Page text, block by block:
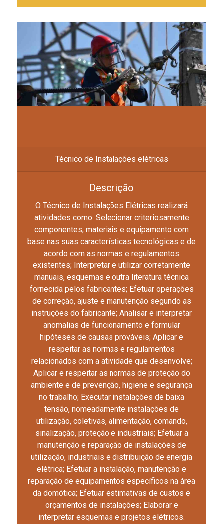
Técnico de Instalações elétricas
Descrição
O Técnico de Instalações Elétricas realizará
atividades como: Selecionar criteriosamente
componentes, materiais e equipamento com
base nas suas características tecnológicas e de
acordo com as normas e regulamentos
existentes; Interpretar e utilizar corretamente
manuais, esquemas e outra literatura técnica
fornecida pelos fabricantes; Efetuar operações
de correção, ajuste e manutenção segundo as
instruções do fabricante; Analisar e interpretar
anomalias de funcionamento e formular
hipóteses de causas prováveis; Aplicar e
respeitar as normas e regulamentos
relacionados com a atividade que desenvolve;
Aplicar e respeitar as normas de proteção do
ambiente e de prevenção, higiene e segurança
no trabalho; Executar instalações de baixa
tensão, nomeadamente instalações de
utilização, coletivas, alimentação, comando,
sinalização, proteção e industriais; Efetuar a
manutenção e reparação de instalações de
utilização, industriais e distribuição de energia
elétrica; Efetuar a instalação, manutenção e
reparação de equipamentos específicos na área
da domótica; Efetuar estimativas de custos e
orçamentos de instalações; Elaborar e
interpretar esquemas e projetos elétricos.